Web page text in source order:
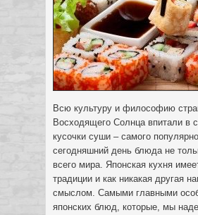
Всю культуру и философию
Восходящего Солнца впитали в
кусочки суши – самого
сегодняшний день блюда не
всего мира. Японская кухня
традиции и как никакая другая
смыслом. Самыми главными
японских блюд, которые, мы